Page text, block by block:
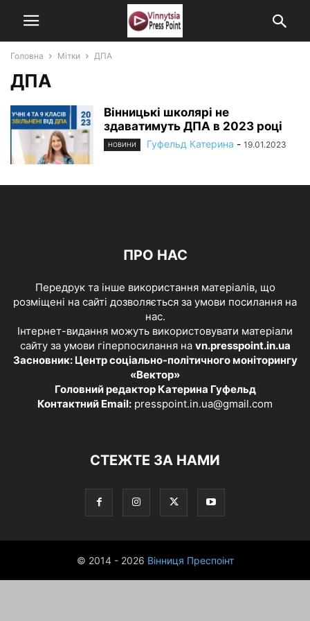
Головна Мітки ДПА
ДПА
Вінницькі школярі не
здаватимуть ДПА в 2023 році
НОВИНИ Гуфельд Катерина - 19.01.2023
ПРО НАС
Передрук та інше використання матеріалів, що
розміщені на сайті дозволяється за умови посилання на
нас.
Інтернет-видання можуть використовувати матеріали
сайту за умови гіперпосилання на vn.presspoint.in.ua
Засновник: Центр соціально-політичного моніторингу
«Вектор»
Головний редактор Катерина Гуфельд
Контактний Email: presspoint.in.ua@gmail.com
СТЕЖТЕ ЗА НАМИ
© 2014 - 2026 Вінниця Преспоінт